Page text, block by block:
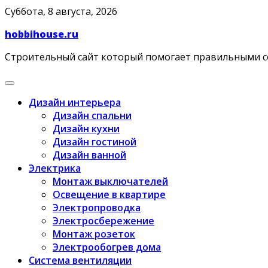
Skip
content
Суббота, 8 августа, 2026
hobbihouse.ru
Строительный сайт который помогает правильными
Дизайн интерьера
Дизайн спальни
Дизайн кухни
Дизайн гостиной
Дизайн ванной
Электрика
Монтаж выключателей
Освещение в квартире
Электропроводка
Электросбережение
Монтаж розеток
Электрообогрев дома
Система вентиляции